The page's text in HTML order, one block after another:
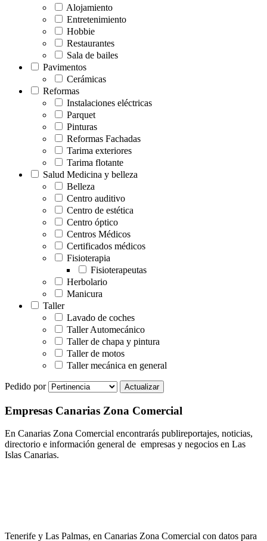
Alojamiento
Entretenimiento
Hobbie
Restaurantes
Sala de bailes
Pavimentos
Cerámicas
Reformas
Instalaciones eléctricas
Parquet
Pinturas
Reformas Fachadas
Tarima exteriores
Tarima flotante
Salud Medicina y belleza
Belleza
Centro auditivo
Centro de estética
Centro óptico
Centros Médicos
Certificados médicos
Fisioterapia
Fisioterapeutas
Herbolario
Manicura
Taller
Lavado de coches
Taller Automecánico
Taller de chapa y pintura
Taller de motos
Taller mecánica en general
Pedido por
Empresas Canarias Zona Comercial
En Canarias Zona Comercial encontrarás publireportajes, noticias,
directorio e información general de empresas y negocios en Las
Islas Canarias.
Tenerife y Las Palmas, en Canarias Zona Comercial con datos para